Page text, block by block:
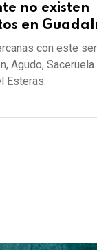
no existen
en
con este
Agudo, Saceruela
Esteras.